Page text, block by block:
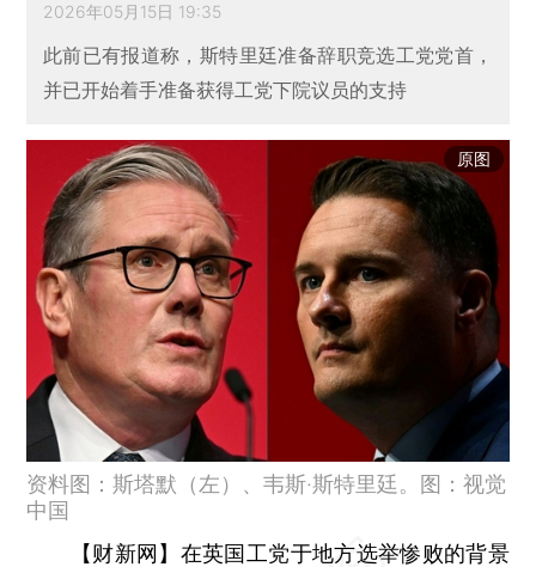
2026年05月15日 19:35
此前已有报道称，斯特里廷准备辞职竞选工党党首，
并已开始着手准备获得工党下院议员的支持
原图
资料图：斯塔默（左）、韦斯·斯特里廷。图：视觉
中国
【财新网】 在英国工党于地方选举惨败的背景